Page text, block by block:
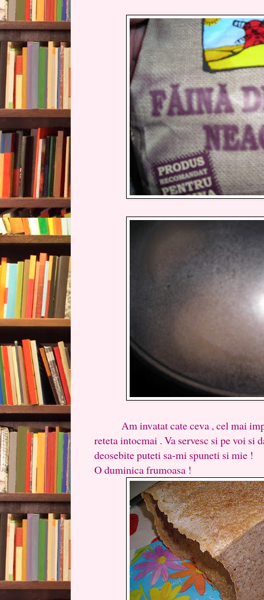
Am invatat cate ceva , cel mai
reteta intocmai . Va servesc si pe voi si
deosebite puteti sa-mi spuneti si mie !
O duminica frumoasa !